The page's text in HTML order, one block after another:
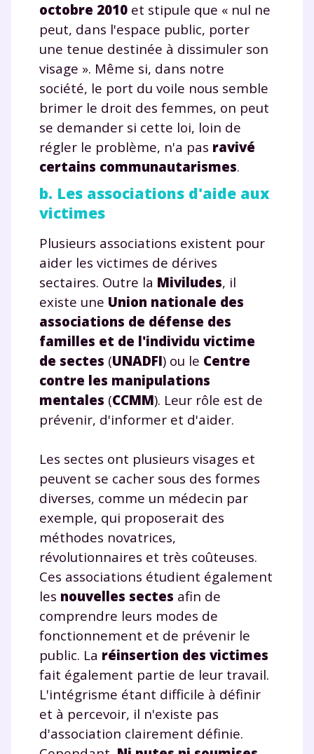
octobre 2010 et stipule que « nul ne
peut, dans l'espace public, porter
une tenue destinée à dissimuler son
visage ». Même si, dans notre
société, le port du voile nous semble
brimer le droit des femmes, on peut
se demander si cette loi, loin de
régler le problème, n'a pas ravivé
certains communautarismes.
b. Les associations d'aide aux
victimes
Plusieurs associations existent pour
aider les victimes de dérives
sectaires. Outre la Miviludes, il
existe une Union nationale des
associations de défense des
familles et de l'individu victime
de sectes (UNADFI) ou le Centre
contre les manipulations
mentales (CCMM). Leur rôle est de
prévenir, d'informer et d'aider.
Les sectes ont plusieurs visages et
peuvent se cacher sous des formes
diverses, comme un médecin par
exemple, qui proposerait des
méthodes novatrices,
révolutionnaires et très coûteuses.
Ces associations étudient également
les nouvelles sectes afin de
comprendre leurs modes de
fonctionnement et de prévenir le
public. La réinsertion des victimes
fait également partie de leur travail.
L'intégrisme étant difficile à définir
et à percevoir, il n'existe pas
d'association clairement définie.
année scolaire ?
Testez gratuitement
pendant 24h notre
plateforme de soutien
scolaire !
Fiches de cours et vidéos,exercices
corrigés
suivre les progrès
Tout le programme scolaire du CP à
la Terminale
Des profs expérimentés disponibles
à la demande par tchat, audio ou
vidéo
TESTER GRATUITEMENT
renseignant votre e-mail, vous consentez à ce que vos
données à caractère personnel soient traitées par SEJER, sous
la marque myMaxicours, afin que SEJER puisse vous donner
accès au service de soutien scolaire pendant 24h. Pour en
savoir plus sur la gestion de vos données personnelles et
pour exercer vos droits, vous pouvez consulter
charte
J’accepte de recevoir les actualités et des
communications de la part de
myMaxicours.
Votre adresse e-mail sera exclusivement utilisée pour
vous envoyer notre newsletter. Vous pourrez vous
désinscrire à tout moment, à travers le lien de
désinscription présent dans chaque newsletter. Pour
en savoir plus sur la gestion de vos données
personnelles et pour exercer vos droits, vous pouvez
consulternotre charte